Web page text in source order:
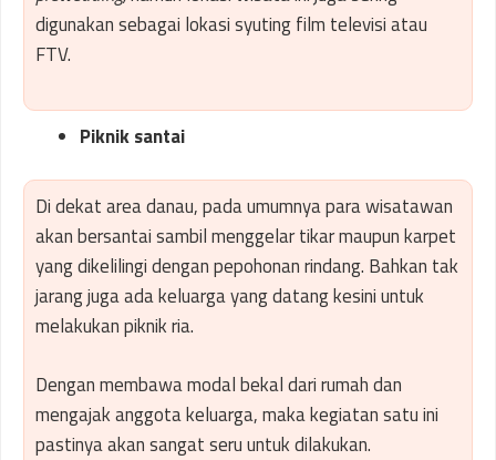
digunakan sebagai lokasi syuting film televisi atau
FTV.
Piknik santai
Di dekat area danau, pada umumnya para wisatawan
akan bersantai sambil menggelar tikar maupun karpet
yang dikelilingi dengan pepohonan rindang. Bahkan tak
jarang juga ada keluarga yang datang kesini untuk
melakukan piknik ria.
Dengan membawa modal bekal dari rumah dan
mengajak anggota keluarga, maka kegiatan satu ini
pastinya akan sangat seru untuk dilakukan.